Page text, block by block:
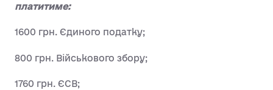
платитиме:
1600 грн. Єдиного податку;
800 грн. Військового збору;
1760 грн. ЄСВ;